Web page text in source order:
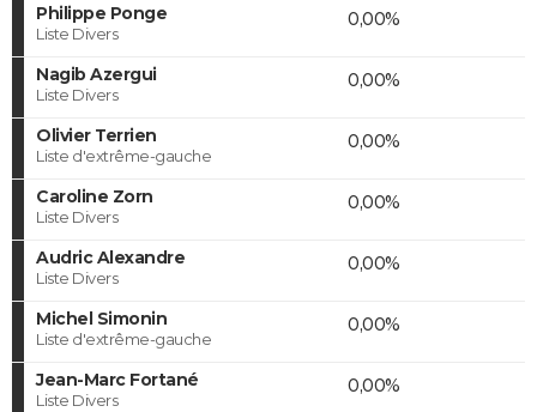
Philippe Ponge
Liste Divers
0,00%
Nagib Azergui
Liste Divers
0,00%
Olivier Terrien
Liste d'extrême-gauche
0,00%
Caroline Zorn
Liste Divers
0,00%
Audric Alexandre
Liste Divers
0,00%
Michel Simonin
Liste d'extrême-gauche
0,00%
Jean-Marc Fortané
Liste Divers
0,00%